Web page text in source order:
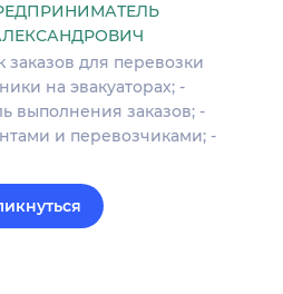
заказов для перевозки
на эвакуаторах; -
выполнения заказов; -
и перевозчиками; -